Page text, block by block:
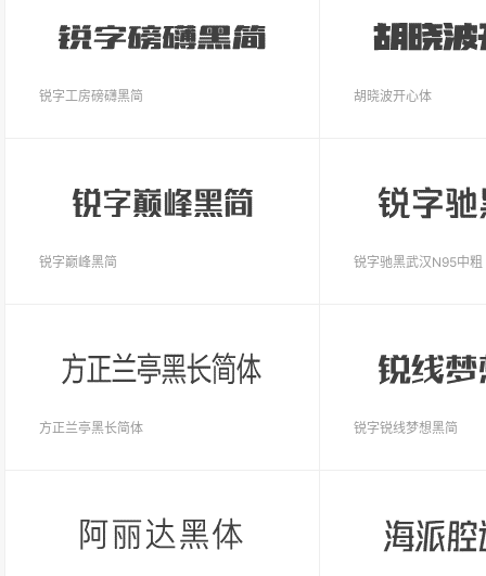
锐字工房磅礴黑简 胡晓波开心体
锐字巅峰黑简 锐字驰黑武汉N95中粗
方正兰亭黑长简体 锐字锐线梦想黑简